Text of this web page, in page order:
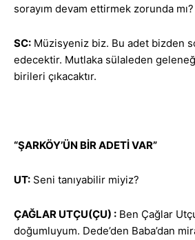
sorayım devam ettirmek zorunda mı?
SC: Müzisyeniz biz. Bu adet bizden
edecektir. Mutlaka sülaleden
birileri çıkacaktır.
“ŞARKÖY’ÜN BİR ADETİ VAR”
UT: Seni tanıyabilir miyiz?
ÇAĞLAR UTÇU(ÇU) : Ben Çağlar
doğumluyum. Dede’den Baba’dan